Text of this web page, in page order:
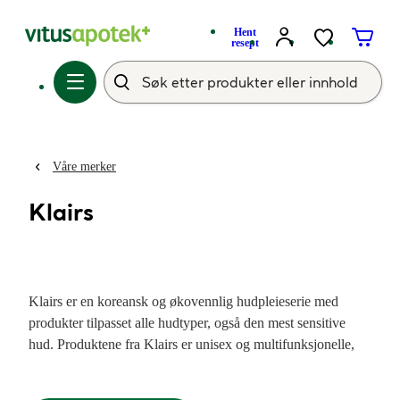
Hent
resept
Våre merker
Klairs
Klairs er en koreansk og økovennlig hudpleieserie med
produkter tilpasset alle hudtyper, også den mest sensitive
hud. Produktene fra Klairs er unisex og multifunksjonelle,